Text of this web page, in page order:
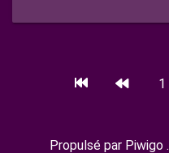
1
Propulsé par Piwigo